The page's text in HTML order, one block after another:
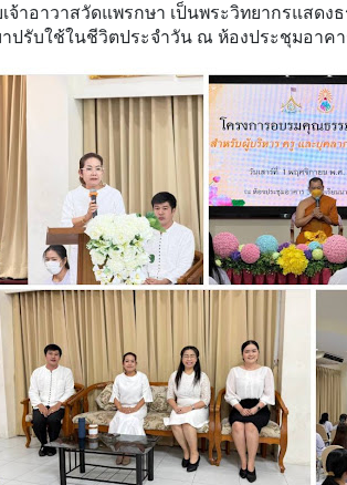
เจ้าอาวาสวัดแพรกษา เป็นพระวิทยากรแส
ปรับใช้ในชีวิตประจำวัน ณ ห้องประชุมอาค